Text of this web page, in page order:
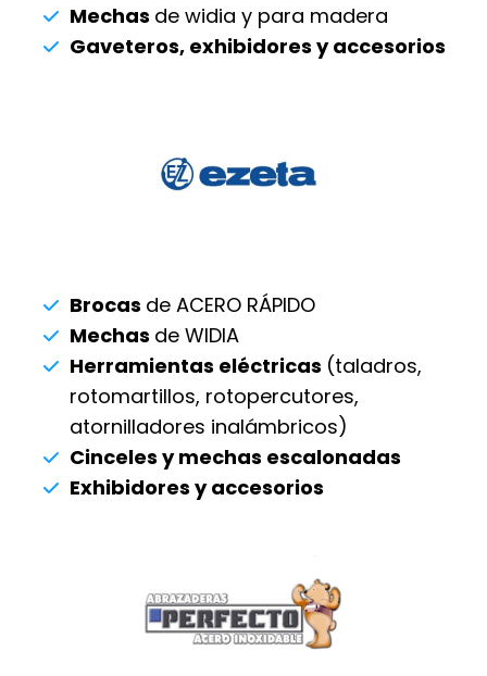
Mechas de widia y para madera
Gaveteros, exhibidores y accesorios
Brocas de ACERO RÁPIDO
Mechas de WIDIA
Herramientas eléctricas (taladros,
rotomartillos, rotopercutores,
atornilladores inalámbricos)
Cinceles y mechas escalonadas
Exhibidores y accesorios